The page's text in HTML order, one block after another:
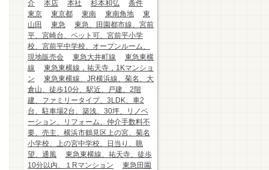
介
本店 本社 杉本和弘
条件
東京
東京都 東南 東南角地
東
山田
東急
東急、田園都市線、宮前
平、宮崎台、ペット可、宮前平小学
校、宮前平中学校、オープンルーム、
現地販売会
東急大井町線
東急東横
線
東急東横線，祐天寺，1Kマンショ
ン
東急東横線、JR横浜線、菊名、大
倉山、徒歩10分、駅近、戸建、2階
建、ファミリータイプ、3LDK、車2
台、駐車場2台、築浅、30坪、リノベ
ーション、リフォーム、仲介手数料不
要、売主、横浜市鶴見区上の宮、菊名
小学校、上の宮中学校、日当り、眺
望、通風
東急東横線、祐天寺、徒歩
10分以内、１Rマンション
東急田園